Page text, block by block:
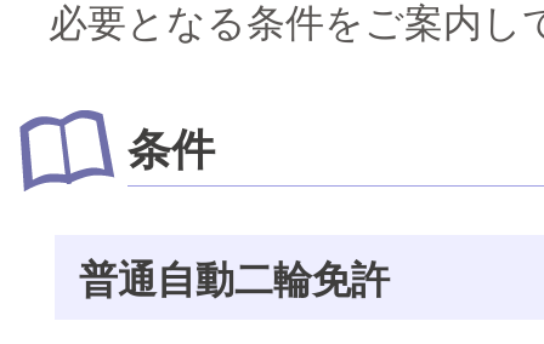
必要となる条件をご案内し
条件
普通自動二輪免許